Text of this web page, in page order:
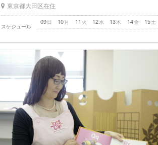
東京都大田区在住
スケジュール
日
09 月
10 火
11 水
12 木
13 金
14 土
15